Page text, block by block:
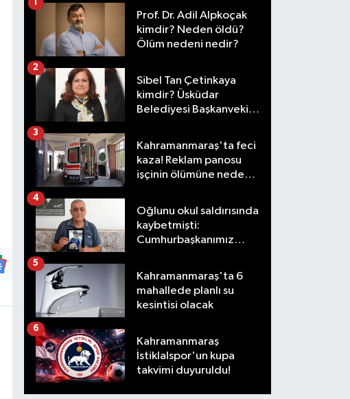
Prof. Dr. Adil Alpkoçak
kimdir? Neden öldü?
Ölüm nedeni nedir?
1
Sibel Tan Çetinkaya
kimdir? Üsküdar
Belediyesi Başkanvekili
2
Kahramanmaraş'ta feci
kaza! Reklam panosu
işçinin ölümüne neden
3
Oğlunu okul saldırısında
kaybetmişti:
Cumhurbaşkanımız
4
Kahramanmaraş'ta 6
mahallede planlı su
kesintisi olacak
5
Kahramanmaraş
İstiklalspor'un kupa
takvimi duyuruldu!
6